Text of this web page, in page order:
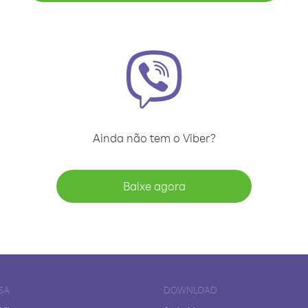
Ainda não tem o Viber?
Baixe agora
DOWNLOAD